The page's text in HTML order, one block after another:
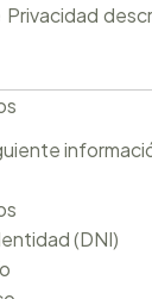
(DNI)